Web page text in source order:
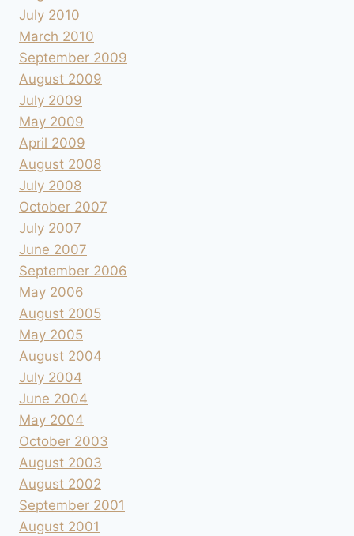
July 2010
March 2010
September 2009
August 2009
July 2009
May 2009
April 2009
August 2008
July 2008
October 2007
July 2007
June 2007
September 2006
May 2006
August 2005
May 2005
August 2004
July 2004
June 2004
May 2004
October 2003
August 2003
August 2002
September 2001
August 2001